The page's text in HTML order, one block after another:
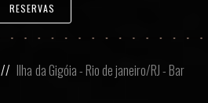
RESERVAS
// Ilha da Gigóia - Rio de janeiro/RJ - Bar